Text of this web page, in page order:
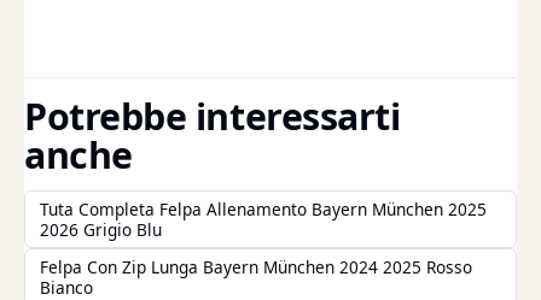
Potrebbe interessarti
anche
Tuta Completa Felpa Allenamento Bayern München 2025
2026 Grigio Blu
Felpa Con Zip Lunga Bayern München 2024 2025 Rosso
Bianco